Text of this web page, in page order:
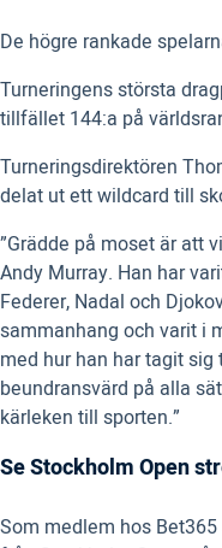
De högre rankade
Turneringens största
tillfället 144:a på
Turneringsdirektören
delat ut ett wildcard till
”Grädde på moset är att
Andy Murray. Han har
Federer, Nadal och
sammanhang och varit i
med hur han har tagit
beundransvärd på alla
kärleken till sporten.”
Se Stockholm Open
Som medlem hos